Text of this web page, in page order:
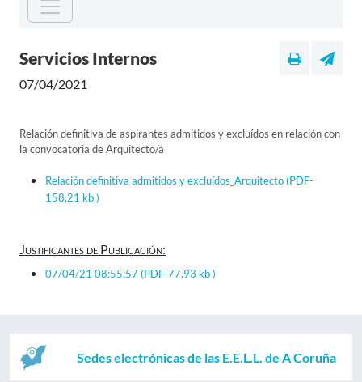
Servicios Internos
07/04/2021
Relación definitiva de aspirantes admitidos y excluídos en relación con
la convocatoria de Arquitecto/a
Relación definitiva admitidos y excluídos_Arquitecto(PDF-
158,21 kb )
Justificantes de Publicación:
07/04/21 08:55:57 (PDF-77,93 kb )
Sedes electrónicas de las E.E.L.L. de A Coruña